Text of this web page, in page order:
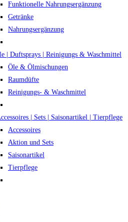
Funktionelle Nahrungsergänzung
Getränke
Nahrungsergänzung
| Duftsprays | Reinigungs & Waschmittel
Öle & Ölmischungen
Raumdüfte
Reinigungs- & Waschmittel
| Sets | Saisonartikel | Tierpflege
Accessoires
Aktion und Sets
Saisonartikel
Tierpflege